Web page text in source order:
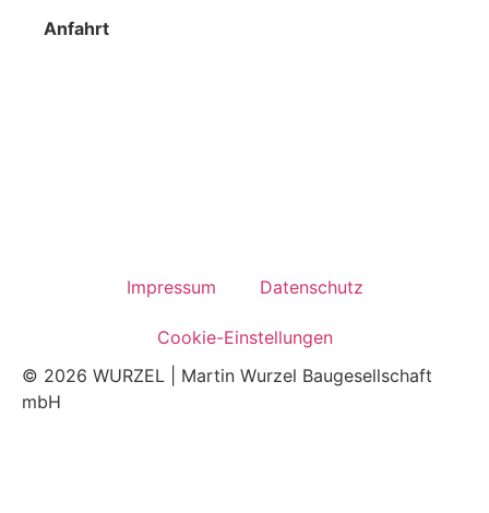
Anfahrt
Impres­sum Daten­schutz
Coo­kie-Ein­stel­lun­gen
© 2026 WURZEL | Martin Wurzel Baugesellschaft
mbH